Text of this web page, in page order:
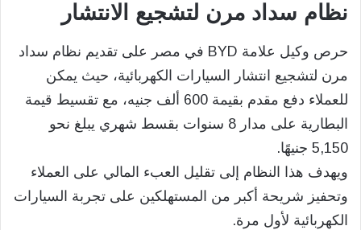
نظام سداد مرن لتشجيع الانتشار
حرص وكيل علامة BYD في مصر على تقديم نظام سداد
مرن لتشجيع انتشار السيارات الكهربائية، حيث يمكن
للعملاء دفع مقدم بقيمة 600 ألف جنيه، مع تقسيط قيمة
البطارية على مدار 8 سنوات بقسط شهري يبلغ نحو
5,150 جنيهًا.
ويهدف هذا النظام إلى تقليل العبء المالي على العملاء
وتحفيز شريحة أكبر من المستهلكين على تجربة السيارات
الكهربائية لأول مرة.